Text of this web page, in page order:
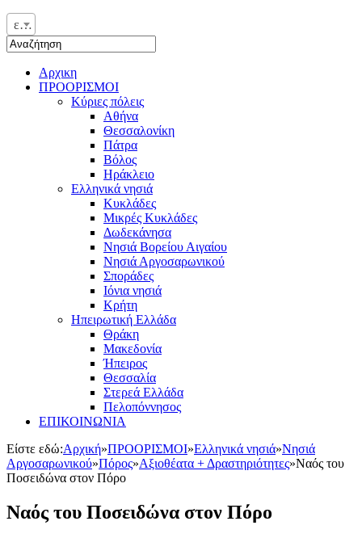
ελ
Αρχικη
ΠΡΟΟΡΙΣΜΟΙ
Κύριες πόλεις
Αθήνα
Θεσσαλονίκη
Πάτρα
Βόλος
Ηράκλειο
Ελληνικά νησιά
Κυκλάδες
Μικρές Κυκλάδες
Δωδεκάνησα
Νησιά Βορείου Αιγαίου
Νησιά Αργοσαρωνικού
Σποράδες
Ιόνια νησιά
Κρήτη
Ηπειρωτική Ελλάδα
Θράκη
Μακεδονία
Ήπειρος
Θεσσαλία
Στερεά Ελλάδα
Πελοπόννησος
ΕΠΙΚΟΙΝΩΝΙΑ
Είστε εδώ:Αρχική»ΠΡΟΟΡΙΣΜΟΙ»Ελληνικά νησιά»Νησιά
Αργοσαρωνικού»Πόρος»Αξιοθέατα + Δραστηριότητες»Ναός του
Ποσειδώνα στον Πόρο
Ναός του Ποσειδώνα στον Πόρο